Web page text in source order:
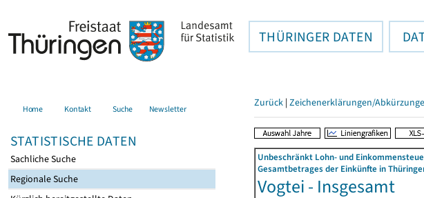
THÜRINGER DATEN
Home Kontakt Suche Newsletter
STATISTISCHE DATEN
Sachliche Suche
Regionale Suche
Zurück | Zeichenerklärungen/
Unbeschränkt Lohn- und
Gesamtbetrages der Einkünfte in
Vogtei - Insgesamt